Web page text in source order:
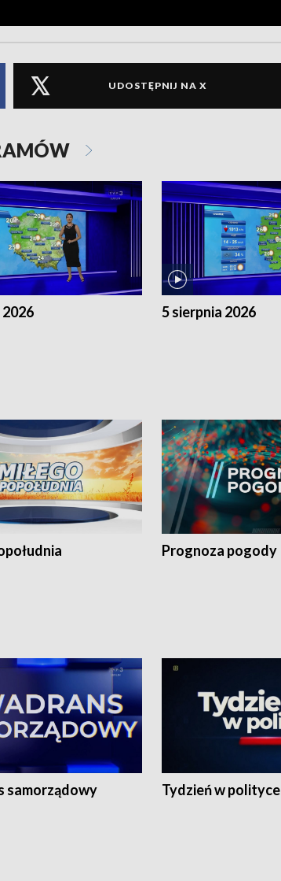
UDOSTĘPNIJ NA X
5 sierpnia 2026
Prognoza pogody
samorządowy Tydzień w polityce